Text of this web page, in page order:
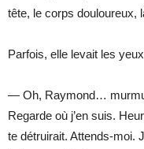
tête, le corps douloureux,
Parfois, elle levait les
— Oh, Raymond…
Regarde où j’en suis.
te détruirait. Attends-moi.